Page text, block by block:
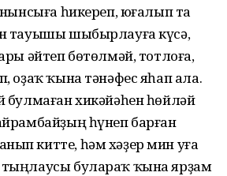
һикереп, юғалып та
тауышы шыбырлауға күсә,
әйтеп бөтөлмәй, тотлоға,
оҙаҡ ҡына тәнәфес яһап ала.
булмаған хикәйәһен һөйләй
һүнеп барған
китте, һәм хәҙер мин уға
булараҡ ҡына ярҙам